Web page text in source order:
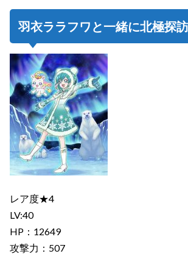
羽衣ララフワと一緒に北極探訪
レア度★4
LV:40
HP：12649
攻撃力：507